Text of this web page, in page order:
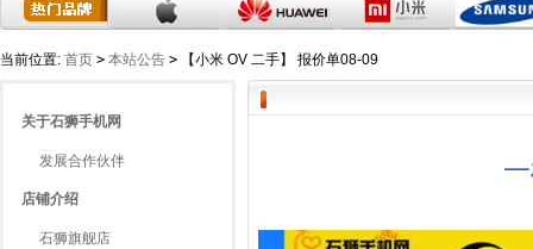
当前位置: 首页 > 本站公告 > 【小米 OV 二手】 报价单08-09
关于石狮手机网
发展合作伙伴
店铺介绍
石狮旗舰店